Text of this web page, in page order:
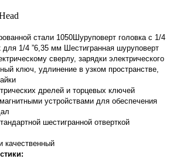
стали 1050Шуруповерт головка с 1/4
для 1/4 ”6,35 мм Шестигранная шуруповерт
сверлу, зарядки электрического
ключ, удлинение в узком пространстве,
дрелей и торцевых ключей
устройствами для обеспечения
шестигранной отверткой
качественный